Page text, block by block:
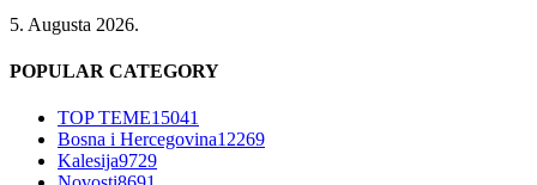
5. Augusta 2026.
POPULAR CATEGORY
TOP TEME15041
Bosna i Hercegovina12269
Kalesija9729